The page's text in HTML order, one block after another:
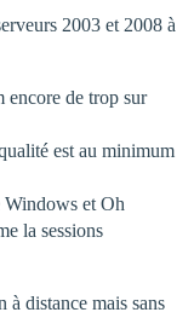
2003 et 2008 à
encore de trop sur
est au minimum
Windows et Oh
la sessions
à distance mais sans